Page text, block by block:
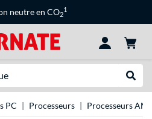
neutre en CO2
1
PC Processeurs Processeurs